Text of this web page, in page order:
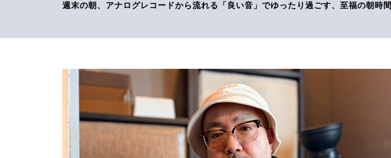
週末の朝、アナログレコードから流れる「良い音」でゆったり過ごす、至福の朝時間